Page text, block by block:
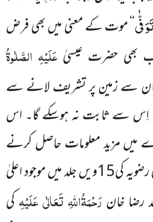
تَوَفّٰى‘‘ موت کے معنی میں بھی فرض
بھی حضرت عیسیٰ عَلَیْہِ الصَّلٰوۃُ
سے زمین پر تشریف لانے سے
اِس سے ثابت نہ ہوسکے گا۔ اس
میں مزید معلومات حاصل کرنے
کے لئے فتاویٰ رضویہ کی15ویں جلد میں موجود اعلیٰ
رضا خانرَحْمَۃُاللہِ تَعَالٰی عَلَیْہِکی